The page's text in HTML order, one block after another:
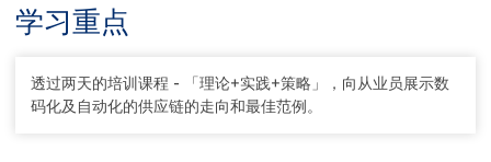
学习重点
透过两天的培训课程 - 「理论+实践+策略」，向从业员展示数
码化及自动化的供应链的走向和最佳范例。